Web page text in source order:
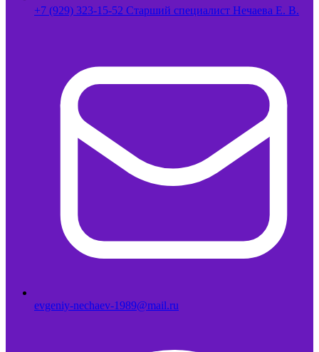
+7 (929) 323-15-52 Старший специалист Нечаева Е. В.
evgeniy-nechaev-1989@mail.ru